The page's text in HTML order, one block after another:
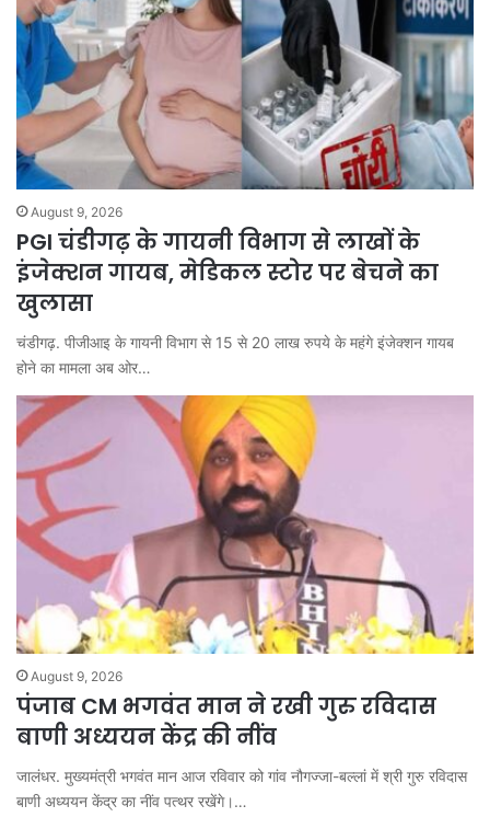
August 9, 2026
PGI चंडीगढ़ के गायनी विभाग से लाखों के
इंजेक्शन गायब, मेडिकल स्टोर पर बेचने का
खुलासा
चंडीगढ़. पीजीआइ के गायनी विभाग से 15 से 20 लाख रुपये के महंगे इंजेक्शन गायब
होने का मामला अब ओर…
August 9, 2026
पंजाब CM भगवंत मान ने रखी गुरु रविदास
बाणी अध्ययन केंद्र की नींव
जालंधर. मुख्यमंत्री भगवंत मान आज रविवार को गांव नौगज्जा-बल्लां में श्री गुरु रविदास
बाणी अध्ययन केंद्र का नींव पत्थर रखेंगे।…